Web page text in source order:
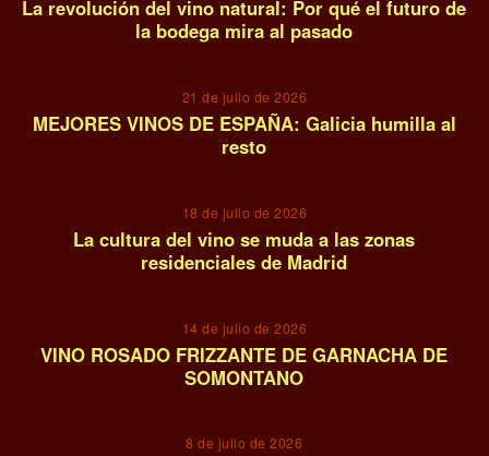
La revolución del vino natural: Por qué el futuro de
la bodega mira al pasado
21 de julio de 2026
MEJORES VINOS DE ESPAÑA: Galicia humilla al
resto
18 de julio de 2026
La cultura del vino se muda a las zonas
residenciales de Madrid
14 de julio de 2026
VINO ROSADO FRIZZANTE DE GARNACHA DE
SOMONTANO
8 de julio de 2026